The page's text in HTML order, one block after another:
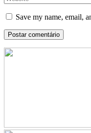
Save my name, email,